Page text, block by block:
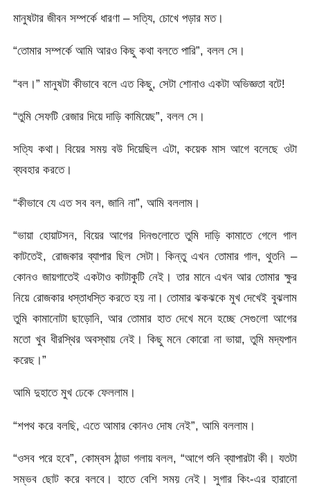
মানুষটার জীবন সম্পর্কে ধারণা – সত্যি, চোখে পড়ার মত।
“তোমার সম্পর্কে আমি আরও কিছু কথা বলতে পারি”, বলল সে।
“বল।” মানুষটা কীভাবে বলে এত কিছু, সেটা শোনাও একটা অভিজ্ঞতা বটে!
“তুমি সেফটি রেজার দিয়ে দাড়ি কামিয়েছ”, বলল সে।
সত্যি কথা। বিয়ের সময় বউ দিয়েছিল এটা, কয়েক মাস আগে বলেছে ওটা
ব্যবহার করতে।
“কীভাবে যে এত সব বল, জানি না”, আমি বললাম।
“ভায়া হোয়াটসন, বিয়ের আগের দিনগুলোতে তুমি দাড়ি কামাতে গেলে গাল
কাটতেই, রোজকার ব্যাপার ছিল সেটা। কিন্তু এখন তোমার গাল, থুতনি –
কোনও জায়গাতেই একটাও কাটাকুটি নেই। তার মানে এখন আর তোমার ক্ষুর
নিয়ে রোজকার ধস্তাধস্তি করতে হয় না। তোমার ঝকঝকে মুখ দেখেই বুঝলাম
তুমি কামানোটা ছাড়োনি, আর তোমার হাত দেখে মনে হচ্ছে সেগুলো আগের
মতো খুব ধীরস্থির অবস্থায় নেই। কিছু মনে কোরো না ভায়া, তুমি মদ্যপান
করেছ।”
আমি দুহাতে মুখ ঢেকে ফেললাম।
“শপথ করে বলছি, এতে আমার কোনও দোষ নেই”, আমি বললাম।
“ওসব পরে হবে”, কোম্বস ঠান্ডা গলায় বলল, “আগে শুনি ব্যাপারটা কী। যতটা
সম্ভব ছোট করে বলবে। হাতে বেশি সময় নেই। সুগার কিং-এর হারানো